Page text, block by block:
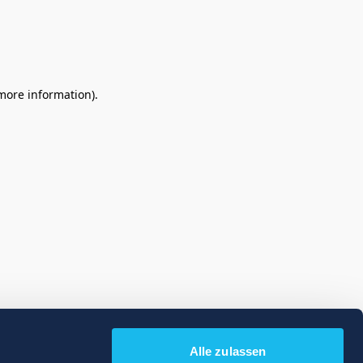
Alle zulassen
information).